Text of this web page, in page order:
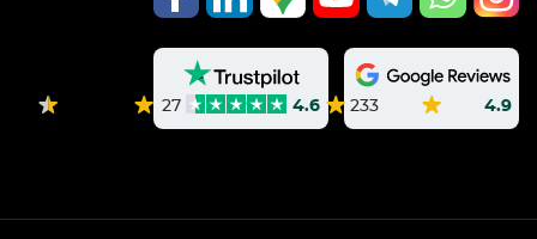
4.9
233
4.6
27